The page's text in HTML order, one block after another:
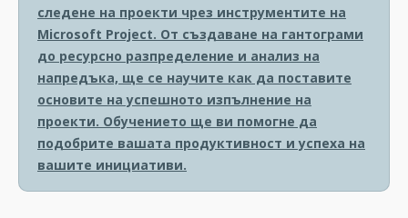
следене на проекти чрез инструментите на
Microsoft Project. От създаване на гантограми
до ресурсно разпределение и анализ на
напредъка, ще се научите как да поставите
основите на успешното изпълнение на
проекти. Обучението ще ви помогне да
подобрите вашата продуктивност и успеха на
вашите инициативи.